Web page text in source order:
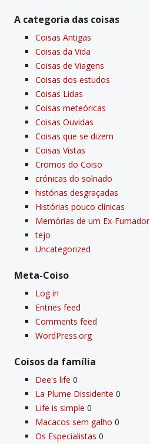
A categoria das coisas
Coisas Antigas
Coisas da Vida
Coisas de Viagens
Coisas dos estudos
Coisas Lidas
Coisas meteóricas
Coisas Ouvidas
Coisas que se dizem
Coisas Vistas
Cromos do Coiso
crónicas do solnado
histórias desgraçadas
Histórias pouco clí­nicas
Memórias de um Ex-Fumador
tejo
Uncategorized
Meta-Coiso
Log in
Entries feed
Comments feed
WordPress.org
Coisos da famí­lia
Dee's life 0
La Plume Dissidente 0
Life is simple 0
Macacos sem galho 0
Os Especialistas 0